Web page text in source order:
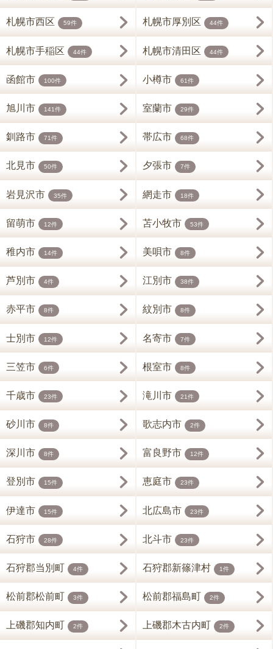
札幌市西区 59件 札幌市厚別区 44件
札幌市手稲区 44件 札幌市清田区 44件
函館市 100件 小樽市 61件
旭川市 141件 室蘭市 29件
釧路市 71件 帯広市 68件
北見市 50件 夕張市 7件
岩見沢市 35件 網走市 18件
留萌市 12件 苫小牧市 53件
稚内市 14件 美唄市 8件
芦別市 4件 江別市 38件
赤平市 8件 紋別市 8件
士別市 12件 名寄市 7件
三笠市 6件 根室市 8件
千歳市 23件 滝川市 21件
砂川市 8件 歌志内市 2件
深川市 8件 富良野市 12件
登別市 15件 恵庭市 23件
伊達市 15件 北広島市 23件
石狩市 28件 北斗市 23件
石狩郡当別町 4件 石狩郡新篠津村 1件
松前郡松前町 3件 松前郡福島町 2件
上磯郡知内町 2件 上磯郡木古内町 2件